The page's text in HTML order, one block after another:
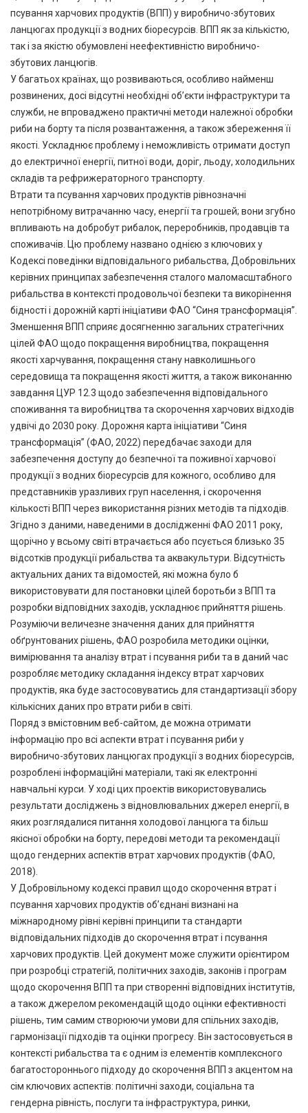
псування харчових продуктів (ВПП) у виробничо-збутових
ланцюгах продукції з водних біоресурсів. ВПП як за кількістю,
так і за якістю обумовлені неефективністю виробничо-
збутових ланцюгів.
У багатьох країнах, що розвиваються, особливо найменш
розвинених, досі відсутні необхідні об’єкти інфраструктури та
служби, не впроваджено практичні методи належної обробки
риби на борту та після розвантаження, а також збереження її
якості. Ускладнює проблему і неможливість отримати доступ
до електричної енергії, питної води, доріг, льоду, холодильних
складів та рефрижераторного транспорту.
Втрати та псування харчових продуктів рівнозначні
непотрібному витрачанню часу, енергії та грошей; вони згубно
впливають на добробут рибалок, переробників, продавців та
споживачів. Цю проблему названо однією з ключових у
Кодексі поведінки відповідального рибальства, Добровільних
керівних принципах забезпечення сталого маломасштабного
рибальства в контексті продовольчої безпеки та викорінення
бідності і дорожній карті ініціативи ФАО “Синя трансформація”.
Зменшення ВПП сприяє досягненню загальних стратегічних
цілей ФАО щодо покращення виробництва, покращення
якості харчування, покращення стану навколишнього
середовища та покращення якості життя, а також виконанню
завдання ЦУР 12.3 щодо забезпечення відповідального
споживання та виробництва та скорочення харчових відходів
удвічі до 2030 року. Дорожня карта ініціативи “Синя
трансформація” (ФАО, 2022) передбачає заходи для
забезпечення доступу до безпечної та поживної харчової
продукції з водних біоресурсів для кожного, особливо для
представників уразливих груп населення, і скорочення
кількості ВПП через використання різних методів та підходів.
Згідно з даними, наведеними в дослідженні ФАО 2011 року,
щорічно у всьому світі втрачається або псується близько 35
відсотків продукції рибальства та аквакультури. Відсутність
актуальних даних та відомостей, які можна було б
використовувати для постановки цілей боротьби з ВПП та
розробки відповідних заходів, ускладнює прийняття рішень.
Розуміючи величезне значення даних для прийняття
обґрунтованих рішень, ФАО розробила методики оцінки,
вимірювання та аналізу втрат і псування риби та в даний час
розробляє методику складання індексу втрат харчових
продуктів, яка буде застосовуватись для стандартизації збору
кількісних даних про втрати риби в світі.
Поряд з вмістовним веб-сайтом, де можна отримати
інформацію про всі аспекти втрат і псування риби у
виробничо-збутових ланцюгах продукції з водних біоресурсів,
розроблені інформаційні матеріали, такі як електронні
навчальні курси. У ході цих проектів використовувались
результати досліджень з відновлювальних джерел енергії, в
яких розглядалися питання холодової ланцюга та більш
якісної обробки на борту, передові методи та рекомендації
щодо гендерних аспектів втрат харчових продуктів (ФАО,
2018).
У Добровільному кодексі правил щодо скорочення втрат і
псування харчових продуктів об’єднані визнані на
міжнародному рівні керівні принципи та стандарти
відповідальних підходів до скорочення втрат і псування
харчових продуктів. Цей документ може служити орієнтиром
при розробці стратегій, політичних заходів, законів і програм
щодо скорочення ВПП та при створенні відповідних інститутів,
а також джерелом рекомендацій щодо оцінки ефективності
рішень, тим самим створюючи умови для спільних заходів,
гармонізації підходів та оцінки прогресу. Він застосовується в
контексті рибальства та є одним із елементів комплексного
багатостороннього підходу до скорочення ВПП з акцентом на
сім ключових аспектів: політичні заходи, соціальна та
гендерна рівність, послуги та інфраструктура, ринки,